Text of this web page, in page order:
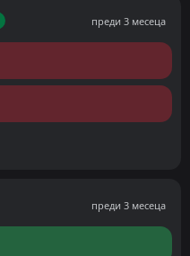
преди 3 месеца
преди 3 месеца